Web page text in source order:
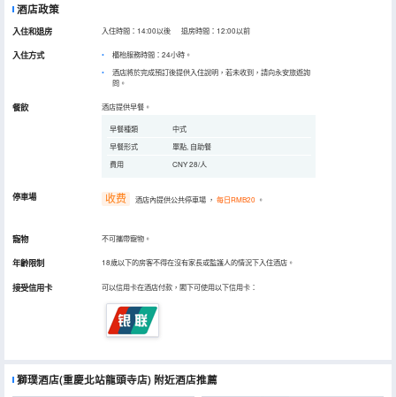
酒店政策
入住和退房 入住時間：14:00以後 退房時間：12:00以前
入住方式
櫃枱服務時間：24小時。
酒店將於完成預訂後提供入住說明，若未收到，請向永安旅遊詢
問。
餐飲 酒店提供早餐。
早餐種類
中式
早餐形式
單點, 自助餐
費用
CNY 28/人
停車場 收费 酒店內提供公共停車場 ， 每日RMB20 。
寵物 不可攜帶寵物。
年齡限制 18歲以下的房客不得在沒有家長或監護人的情況下入住酒店。
接受信用卡 可以信用卡在酒店付款，閣下可使用以下信用卡：
獅璞酒店(重慶北站龍頭寺店) 附近酒店推薦